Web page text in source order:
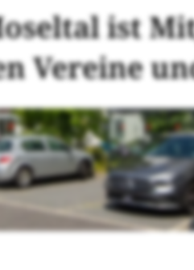
ist
Vereine